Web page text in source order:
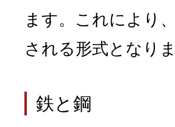
ます。これにより
される形式となりま
鉄と鋼